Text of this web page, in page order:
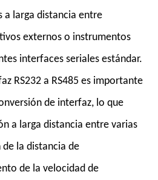
a larga distancia entre
externos o instrumentos
interfaces seriales estándar.
RS232 a RS485 es importante
de interfaz, lo que
a larga distancia entre varias
la distancia de
de la velocidad de